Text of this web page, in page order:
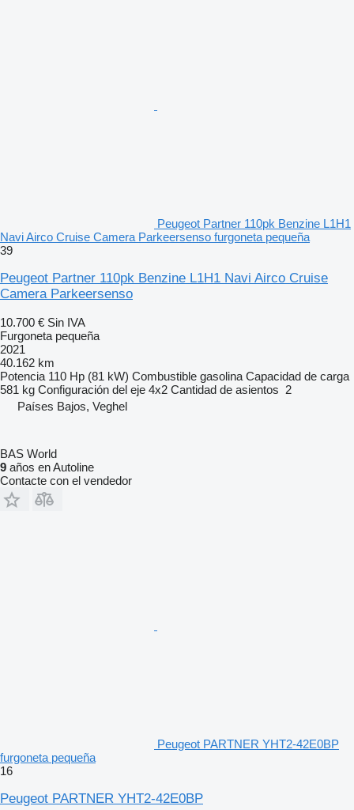
Peugeot Partner 110pk Benzine L1H1
Navi Airco Cruise Camera Parkeersenso furgoneta pequeña
39
Peugeot Partner 110pk Benzine L1H1 Navi Airco Cruise
Camera Parkeersenso
10.700 € Sin IVA
Furgoneta pequeña
2021
40.162 km
Potencia 110 Hp (81 kW) Combustible gasolina Capacidad de carga
581 kg Configuración del eje 4x2 Cantidad de asientos 2
Países Bajos, Veghel
BAS World
9 años en Autoline
Contacte con el vendedor
Peugeot PARTNER YHT2-42E0BP
furgoneta pequeña
16
Peugeot PARTNER YHT2-42E0BP